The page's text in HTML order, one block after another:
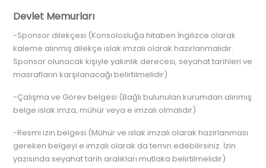
Devlet Memurları
-Sponsor dilekçesi (Konsolosluğa hitaben İngilizce olarak
kaleme alınmış dilekçe ıslak imzalı olarak hazırlanmalıdır.
Sponsor olunacak kişiyle yakınlık derecesi, seyahat tarihleri ve
masrafların karşılanacağı belirtilmelidir)
-Çalışma ve Görev belgesi (Bağlı bulunulan kurumdan alınmış
belge ıslak imza, mühür veya e imzalı olmalıdır)
-Resmi izin belgesi (Mühür ve ıslak imzalı olarak hazırlanması
gereken belgeyi e imzalı olarak da temin edebilirsiniz. İzin
yazısında seyahat tarih aralıkları mutlaka belirtilmelidir)